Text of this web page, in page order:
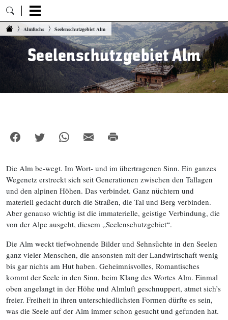
Zum Inhalt springen
Almfuchs Seelenschutzgebiet Alm
Seelenschutzgebiet Alm
Die Alm be-wegt. Im Wort- und im übertragenen Sinn. Ein ganzes
Wegenetz erstreckt sich seit Generationen zwischen den Tallagen
und den alpinen Höhen. Das verbindet. Ganz nüchtern und
materiell gedacht durch die Straßen, die Tal und Berg verbinden.
Aber genauso wichtig ist die immaterielle, geistige Verbindung, die
von der Alpe ausgeht, diesem „Seelenschutzgebiet“.
Die Alm weckt tiefwohnende Bilder und Sehnsüchte in den Seelen
ganz vieler Menschen, die ansonsten mit der Landwirtschaft wenig
bis gar nichts am Hut haben. Geheimnisvolles, Romantisches
kommt der Seele in den Sinn, beim Klang des Wortes Alm. Einmal
oben angelangt in der Höhe und Almluft geschnuppert, atmet sich’s
freier. Freiheit in ihren unterschied­lichsten Formen dürfte es sein,
was die Seele auf der Alm immer schon gesucht und gefunden hat.